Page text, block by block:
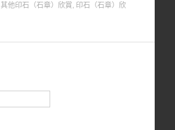
其他印石（石章）欣賞 印石（石章）欣